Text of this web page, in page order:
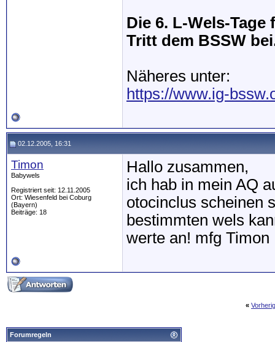
Die 6. L-Wels-
Tritt dem BSSW
Näheres unter:
https://www.ig-
02.12.2005, 16:31
Timon
Babywels
Registriert seit: 12.11.2005
Ort: Wiesenfeld bei Coburg
(Bayern)
Beiträge: 18
Hallo zusammen,
ich hab in mein AQ
otocinclus scheinen
bestimmten wels
werte an! mfg Timon
«
Forumregeln